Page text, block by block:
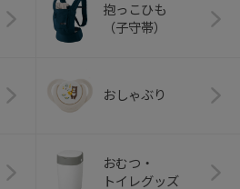
抱っこひも
（子守帯）
おしゃぶり
おむつ・
トイレグッズ